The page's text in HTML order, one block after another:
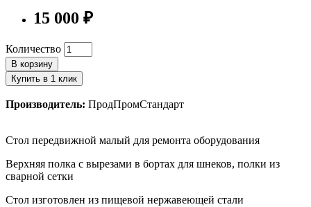
15 000 ₽
Количество
В корзину
Купить в 1 клик
Производитель: ПродПромСтандарт
Стол передвижной малый для ремонта оборудования
Верхняя полка с вырезами в бортах для шнеков, полки из
сварной сетки
Стол изготовлен из пищевой нержавеющей стали